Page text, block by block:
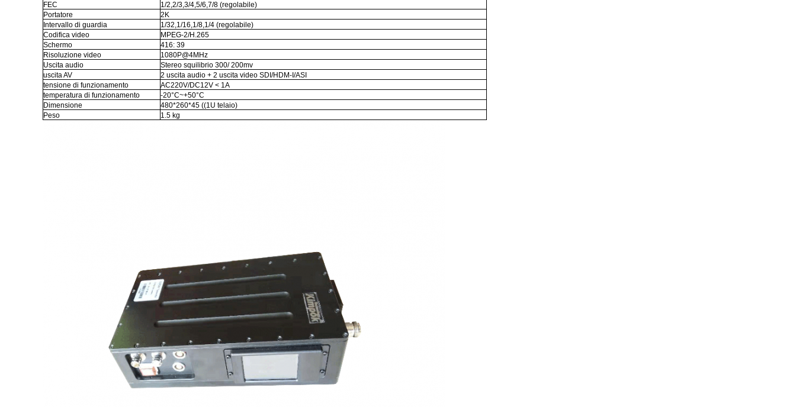
FEC
1/2,2/3,3/4,5/6,7/8 (regolabile)
Portatore
2K
Intervallo di guardia
1/32,1/16,1/8,1/4 (regolabile)
Codifica video
MPEG-2/H.265
Schermo
416: 39
Risoluzione video
1080P@4MHz
Uscita audio
Stereo squilibrio 300/ 200mv
uscita AV
2 uscita audio + 2 uscita video SDI/HDM-I/ASI
tensione di funzionamento
AC220V/DC12V < 1A
temperatura di funzionamento
-20°C~+50°C
Dimensione
480*260*45 ((1U telaio)
Peso
1.5 kg